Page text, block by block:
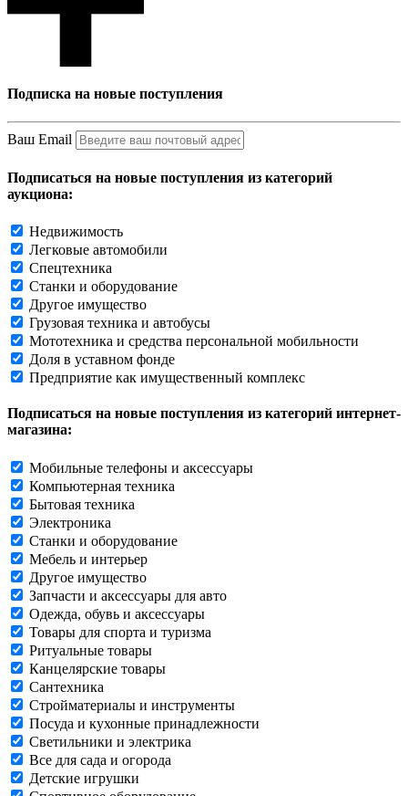
Подписка на новые поступления
Ваш Email
Подписаться на новые поступления из категорий
аукциона:
Недвижимость
Легковые автомобили
Спецтехника
Станки и оборудование
Другое имущество
Грузовая техника и автобусы
Мототехника и средства персональной мобильности
Доля в уставном фонде
Предприятие как имущественный комплекс
Подписаться на новые поступления из категорий интернет-
магазина:
Мобильные телефоны и аксессуары
Компьютерная техника
Бытовая техника
Электроника
Станки и оборудование
Мебель и интерьер
Другое имущество
Запчасти и аксессуары для авто
Одежда, обувь и аксессуары
Товары для спорта и туризма
Ритуальные товары
Канцелярские товары
Сантехника
Стройматериалы и инструменты
Посуда и кухонные принадлежности
Светильники и электрика
Все для сада и огорода
Детские игрушки